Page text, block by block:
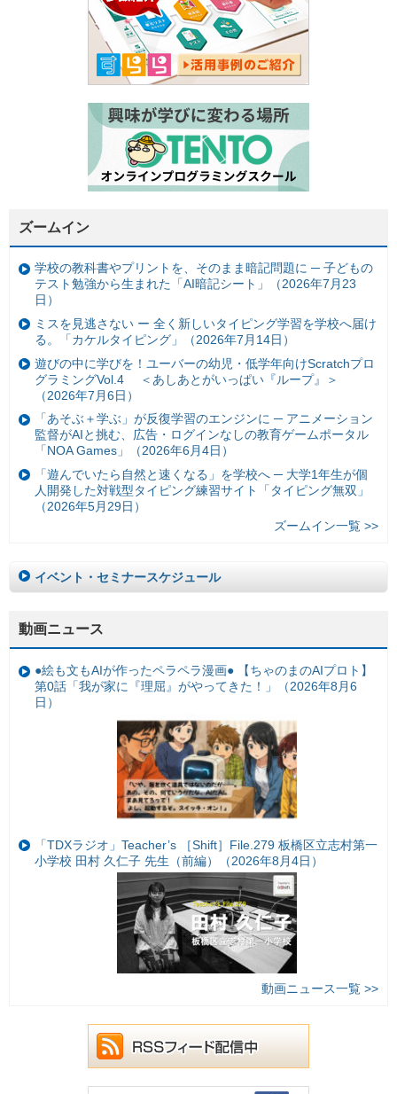
ズームイン
学校の教科書やプリントを、そのまま暗記問題に ─ 子どもの
テスト勉強から生まれた「AI暗記シート」（2026年7月23
日）
ミスを見逃さない ー 全く新しいタイピング学習を学校へ届け
る。「カケルタイピング」（2026年7月14日）
遊びの中に学びを！ユーバーの幼児・低学年向けScratchプロ
グラミングVol.4 ＜あしあとがいっぱい『ループ』＞
（2026年7月6日）
「あそぶ＋学ぶ」が反復学習のエンジンに ─ アニメーション
監督がAIと挑む、広告・ログインなしの教育ゲームポータル
「NOA Games」（2026年6月4日）
「遊んでいたら自然と速くなる」を学校へ ─ 大学1年生が個
人開発した対戦型タイピング練習サイト「タイピング無双」
（2026年5月29日）
ズームイン一覧 >>
イベント・セミナースケジュール
動画ニュース
●絵も文もAIが作ったペラペラ漫画● 【ちゃのまのAIプロト】
第0話「我が家に『理屈』がやってきた！」（2026年8月6
日）
「TDXラジオ」Teacher’s ［Shift］File.279 板橋区立志村第一
小学校 田村 久仁子 先生（前編）（2026年8月4日）
動画ニュース一覧 >>